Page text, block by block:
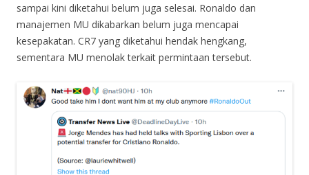
sampai kini diketahui belum juga selesai. Ronaldo dan
manajemen MU dikabarkan belum juga mencapai
kesepakatan. CR7 yang diketahui hendak hengkang,
sementara MU menolak terkait permintaan tersebut.